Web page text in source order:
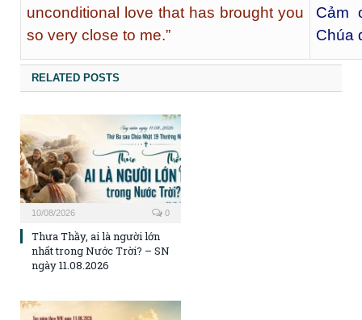
unconditional love that has brought you
so very close to me.”
Cảm
Chúa
RELATED POSTS
10/08/2026 0
Thưa Thầy, ai là người lớn
nhất trong Nước Trời? – SN
ngày 11.08.2026